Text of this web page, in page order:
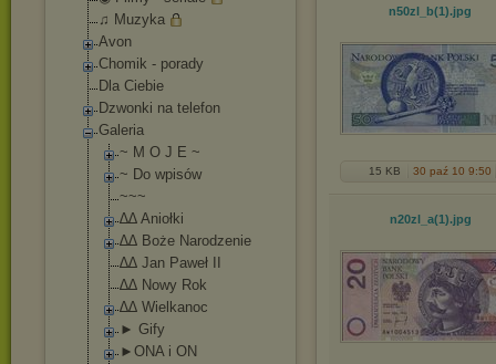
♫ Muzyka
Avon
Chomik - porady
Dla Ciebie
Dzwonki na telefon
Galeria
~ M O J E ~
~ Do wpisów
~~~
∆∆ Aniołki
∆∆ Boże Narodzenie
∆∆ Jan Paweł II
∆∆ Nowy Rok
∆∆ Wielkanoc
► Gify
►ONA i ON
n50zl_b(1).jpg
15 KB 30 paź 10 9:50
n20zl_a(1).jpg